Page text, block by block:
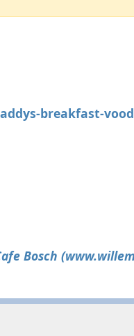
breakfast-
Bosch